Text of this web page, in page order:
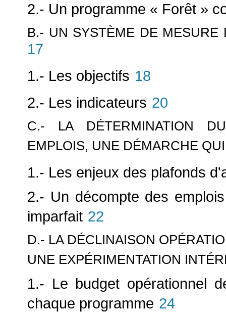
2.- Un programme « Forêt »
B.- UN SYSTÈME DE MESURE
17
1.- Les objectifs 18
2.- Les indicateurs 20
C.- LA DÉTERMINATION
EMPLOIS, UNE DÉMARCHE
1.- Les enjeux des plafonds
2.- Un décompte des
imparfait 22
D.- LA DÉCLINAISON
UNE EXPÉRIMENTATION
1.- Le budget opérationnel
chaque programme 24